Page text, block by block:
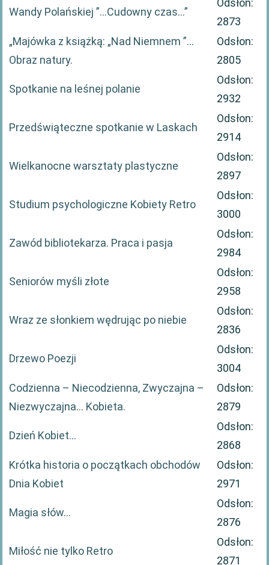
Wandy Polańskiej ”…Cudowny czas…”
Odsłon:
2873
„Majówka z książką: „Nad Niemnem ”…
Obraz natury.
Odsłon:
2805
Spotkanie na leśnej polanie
Odsłon:
2932
Przedświąteczne spotkanie w Laskach
Odsłon:
2914
Wielkanocne warsztaty plastyczne
Odsłon:
2897
Studium psychologiczne Kobiety Retro
Odsłon:
3000
Zawód bibliotekarza. Praca i pasja
Odsłon:
2984
Seniorów myśli złote
Odsłon:
2958
Wraz ze słonkiem wędrując po niebie
Odsłon:
2836
Drzewo Poezji
Odsłon:
3004
Codzienna – Niecodzienna, Zwyczajna –
Niezwyczajna… Kobieta.
Odsłon:
2879
Dzień Kobiet…
Odsłon:
2868
Krótka historia o początkach obchodów
Dnia Kobiet
Odsłon:
2971
Magia słów…
Odsłon:
2876
Miłość nie tylko Retro
Odsłon:
2871